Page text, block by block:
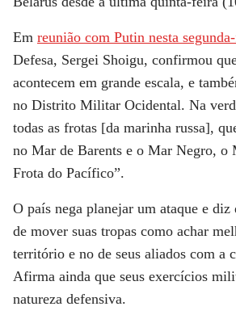
Em reunião com Putin nesta
Defesa, Sergei Shoigu, confirmou
acontecem em grande escala, e
no Distrito Militar Ocidental. Na
todas as frotas [da marinha russa],
no Mar de Barents e o Mar Negro, o
Frota do Pacífico”.
O país nega planejar um ataque e
de mover suas tropas como achar
território e no de seus aliados com a
Afirma ainda que seus exercícios
natureza defensiva.